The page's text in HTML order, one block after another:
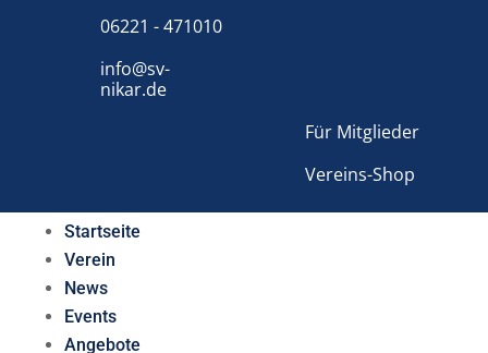
06221 - 471010
info@sv-
nikar.de
Für Mitglieder
Vereins-Shop
Startseite
Verein
News
Events
Angebote